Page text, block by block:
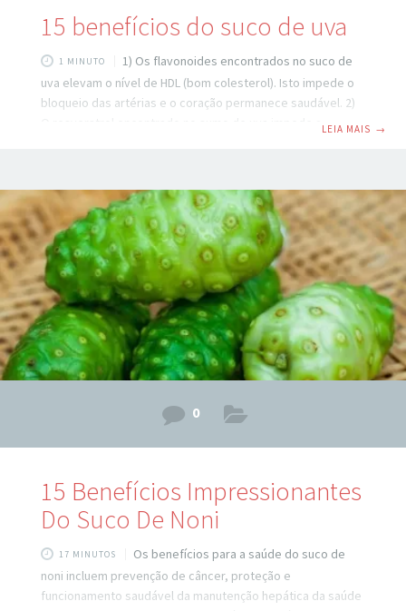
15 benefícios do suco de uva
1 MINUTO
1) Os flavonoides encontrados no suco de
uva elevam o nível de HDL (bom colesterol). Isto impede o
bloqueio das artérias e o coração permanece saudável. 2)
aumentado no corpo, que reduz a formação de coágulos
nos vasos sanguíneos. Isso
LEIA MAIS →
0
15 Benefícios Impressionantes
Do Suco De Noni
17 MINUTOS
Os benefícios para a saúde do suco de
noni incluem prevenção de câncer, proteção e
funcionamento saudável da manutenção hepática da saúde